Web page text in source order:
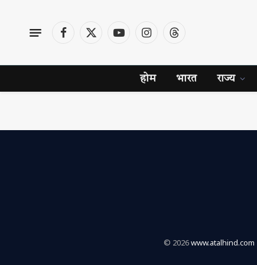
Facebook
X
YouTubeInstagramThreads
होम भारत राज्य
© 2026www.atalhind.com